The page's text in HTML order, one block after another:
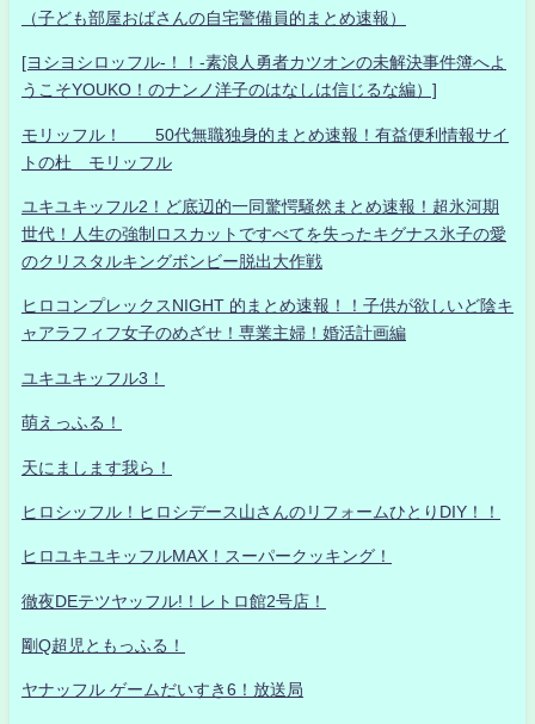
（子ども部屋おばさんの自宅警備員的まとめ速報）
[ヨシヨシロッフル-！！-素浪人勇者カツオンの未解決事件簿へよ
うこそYOUKO！のナンノ洋子のはなしは信じるな編）]
モリッフル！ 50代無職独身的まとめ速報！有益便利情報サイ
トの杜 モリッフル
ユキユキッフル2！ど底辺的一同驚愕騒然まとめ速報！超氷河期
世代！人生の強制ロスカットですべてを失ったキグナス氷子の愛
のクリスタルキングボンビー脱出大作戦
ヒロコンプレックスNIGHT 的まとめ速報！！子供が欲しいど陰キ
ャアラフィフ女子のめざせ！専業主婦！婚活計画編
ユキユキッフル3！
萌えっふる！
天にまします我ら！
ヒロシッフル！ヒロシデース山さんのリフォームひとりDIY！！
ヒロユキユキッフルMAX！スーパークッキング！
徹夜DEテツヤッフル!！レトロ館2号店！
剛Q超児ともっふる！
ヤナッフル ゲームだいすき6！放送局